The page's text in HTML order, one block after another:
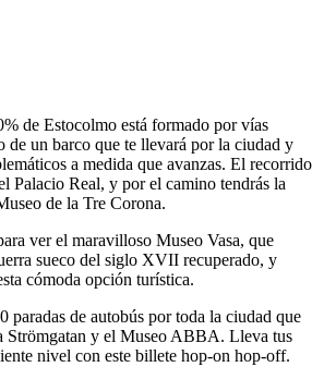
de Estocolmo está formado por vías
de un barco que te llevará por la ciudad y
a medida que avanzas. El recorrido
Palacio Real, y por el camino tendrás la
de la Tre Corona.
ver el maravilloso Museo Vasa, que
sueco del siglo XVII recuperado, y
cómoda opción turística.
paradas de autobús por toda la ciudad que
Strömgatan y el Museo ABBA. Lleva tus
nivel con este billete hop-on hop-off.